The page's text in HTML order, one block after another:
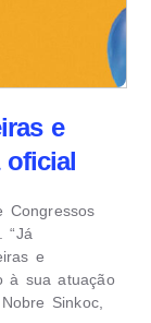
e
oficial
Congressos
“Já
e
à sua atuação
Sinkoc,